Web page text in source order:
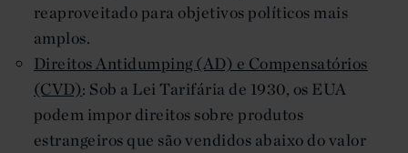
reaproveitado para objetivos políticos mais
amplos.
Direitos Antidumping (AD) e Compensatórios
(CVD): Sob a Lei Tarifária de 1930, os EUA
podem impor direitos sobre produtos
estrangeiros que são vendidos abaixo do valor